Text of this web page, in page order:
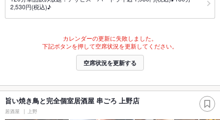
2,530円(税込)♪
カレンダーの更新に失敗しました。
下記ボタンを押して空席状況を更新してください。
空席状況を更新する
旨い焼き鳥と完全個室居酒屋 串ごろ 上野店
居酒屋 上野